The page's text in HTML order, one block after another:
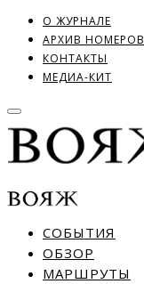
О ЖУРНАЛЕ
АРХИВ НОМЕРОВ
КОНТАКТЫ
МЕДИА-КИТ
СОБЫТИЯ
ОБЗОР
МАРШРУТЫ